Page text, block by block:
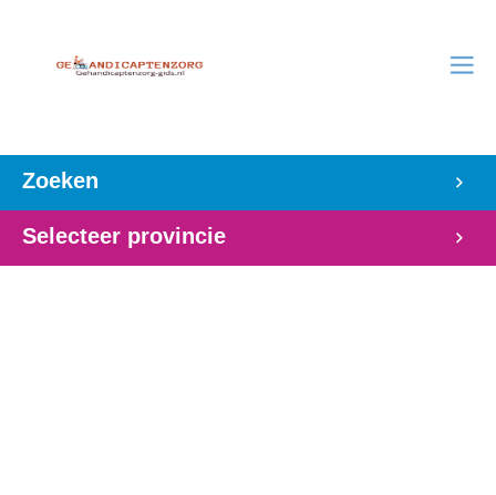
Zoeken
Selecteer provincie